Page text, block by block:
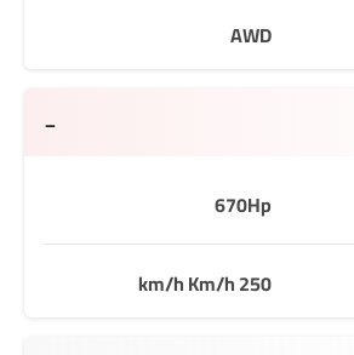
AWD
670Hp
250 km/h Km/h